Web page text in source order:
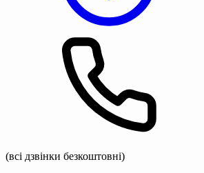
(всі дзвінки безкоштовні)